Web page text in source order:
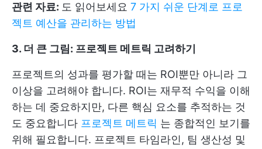
관련 자료: 도 읽어보세요 7 가지 쉬운 단계로 프로
젝트 예산을 관리하는 방법
3. 더 큰 그림: 프로젝트 메트릭 고려하기
프로젝트의 성과를 평가할 때는 ROI뿐만 아니라 그
이상을 고려해야 합니다. ROI는 재무적 수익을 이해
하는 데 중요하지만, 다른 핵심 요소를 추적하는 것
도 중요합니다 프로젝트 메트릭 는 종합적인 보기를
위해 필요합니다. 프로젝트 타임라인, 팀 생산성 및